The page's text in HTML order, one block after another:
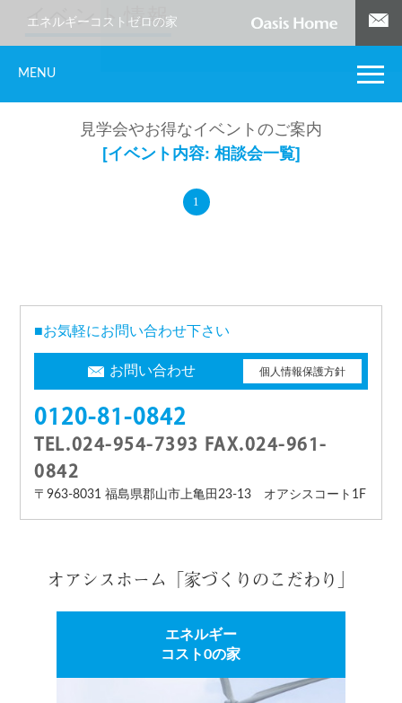
エネルギーコストゼロの家
MENU
イベント情報
見学会やお得なイベントのご案内
[イベント内容: 相談会一覧]
1
■お気軽にお問い合わせ下さい
お問い合わせ 個人情報保護方針
0120-81-0842
TEL.024-954-7393 FAX.024-961-
0842
〒963-8031 福島県郡山市上亀田23-13 オアシスコート1F
オアシスホーム「家づくりのこだわり」
エネルギー
コスト0の家